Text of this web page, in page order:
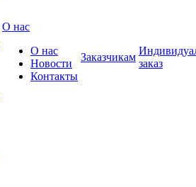
О нас
О нас
Новости
Контакты
Заказчикам
заказ